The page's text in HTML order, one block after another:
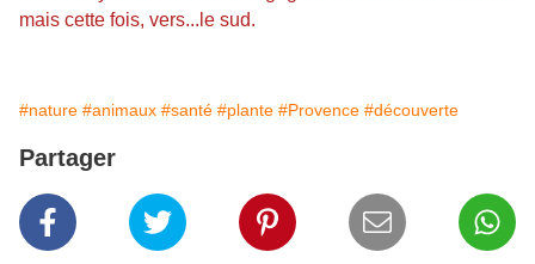
mais cette fois, vers...le sud.
#nature #animaux #santé #plante #Provence #découverte
Partager